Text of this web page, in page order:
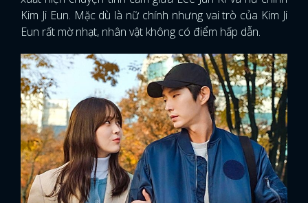
Kim Ji Eun. Mặc dù là nữ chính nhưng vai trò của Kim Ji
Eun rất mờ nhạt, nhân vật không có điểm hấp dẫn.